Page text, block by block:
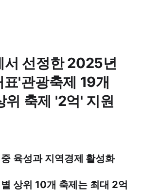
서 선정한 2025년
'관광축제 19개
위 축제 '2억' 지원
육성과 지역경제 활성화
상위 10개 축제는 최대 2억